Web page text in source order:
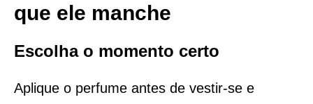
que ele manche
Escolha o momento certo
Aplique o perfume antes de vestir-se e